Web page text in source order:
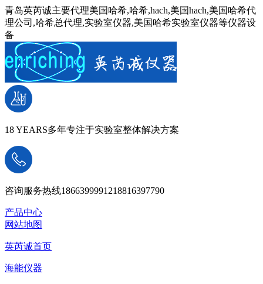
青岛英芮诚主要代理美国哈希,哈希,hach,美国hach,美国哈希代
理公司,哈希总代理,实验室仪器,美国哈希实验室仪器等仪器设
备
18 YEARS多年专注于实验室整体解决方案
咨询服务热线1866399991218816397790
产品中心
网站地图
英芮诚首页
海能仪器